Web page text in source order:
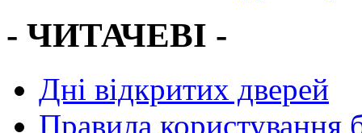
- ЧИТАЧЕВІ -
Дні відкритих дверей
Правила користування